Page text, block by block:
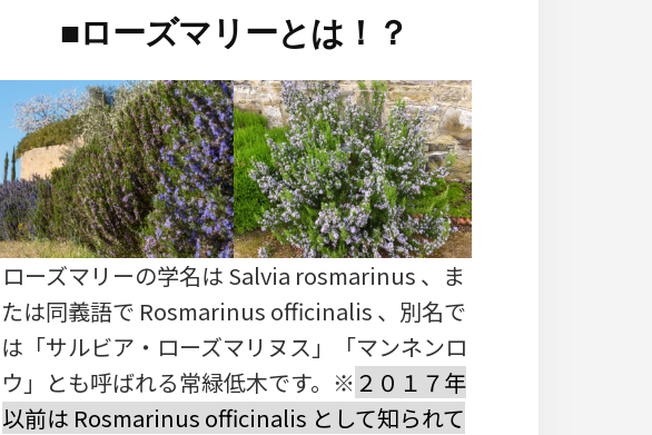
■ローズマリーとは！？
ローズマリーの学名は Salvia rosmarinus 、ま
たは同義語で Rosmarinus officinalis 、別名で
は「サルビア・ローズマリヌス」「マンネンロ
ウ」とも呼ばれる常緑低木です。※ ２０１７年
以前は Rosmarinus officinalis として知られて